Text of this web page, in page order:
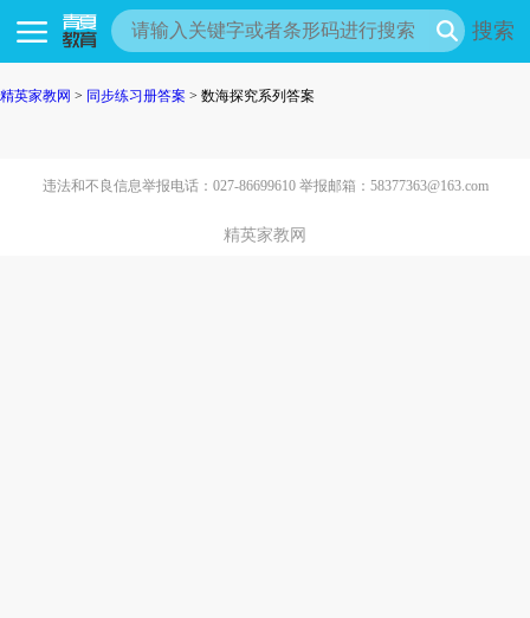
搜索
精英家教网 > 同步练习册答案 > 数海探究系列答案
违法和不良信息举报电话：027-86699610 举报邮箱：58377363@163.com
精英家教网